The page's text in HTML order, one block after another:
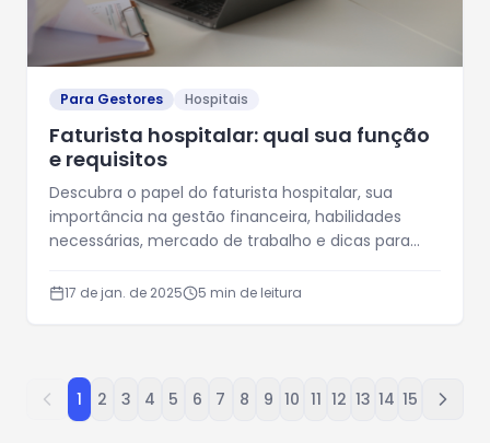
Para Gestores Hospitais
Faturista hospitalar: qual sua função
e requisitos
Descubra o papel do faturista hospitalar, sua
importância na gestão financeira, habilidades
necessárias, mercado de trabalho e dicas para
17 de jan. de 2025 5 min de leitura
1 2 3 4 5 6 7 8 9 10 11 12 13 14 15